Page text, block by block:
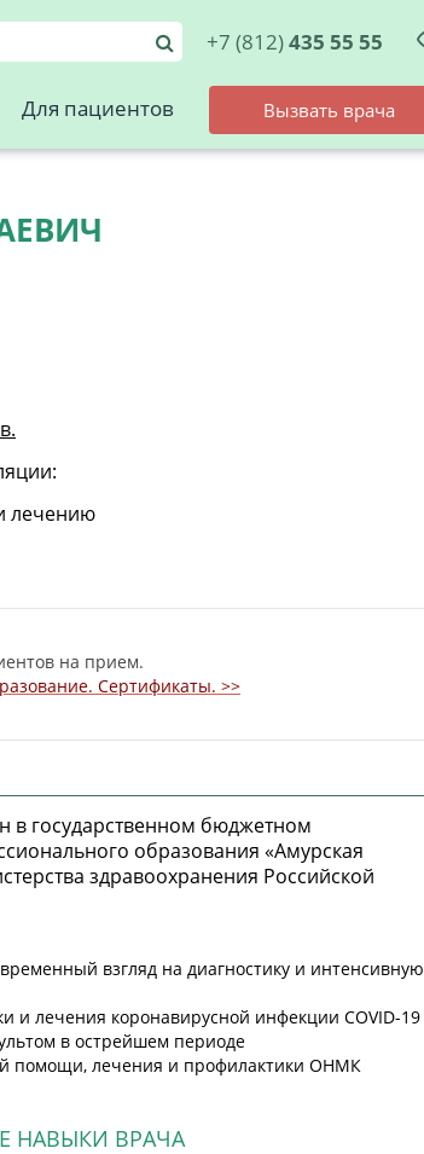
+7 (812)435 55 55
Для пациентов Вызвать врача
лечению
на прием.
Сертификаты. >>
в государственном бюджетном
образования «Амурская
здравоохранения Российской
взгляд на диагностику и интенсивную
и лечения коронавирусной инфекции COVID-19
в острейшем периоде
помощи, лечения и профилактики ОНМК
НАВЫКИ ВРАЧА